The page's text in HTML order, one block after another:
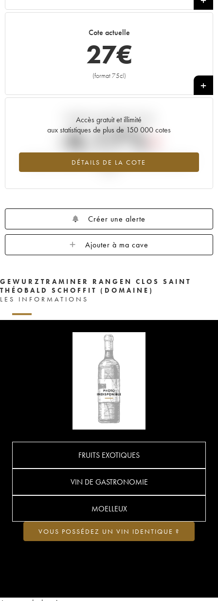
Cote actuelle
27€
(format 75cl)
+
Accès gratuit et illimité
aux statistiques de plus de 150 000 cotes
DÉTAILS DE LA COTE
Tendance actuelle de la cote
-6.17%
Tendance à la baisse du millésime 2003 en 2026 par rapport à
Créer une alerte
Ajouter à ma cave
GEWURZTRAMINER RANGEN CLOS SAINT
THÉOBALD SCHOFFIT (DOMAINE)
LES INFORMATIONS
FRUITS EXOTIQUES
VIN DE GASTRONOMIE
MOELLEUX
VOUS POSSÉDEZ UN VIN IDENTIQUE ?